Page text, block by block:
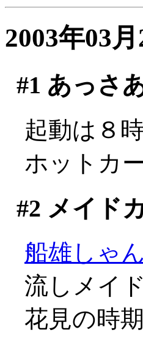
2003年03
#1 あっさ
起動は８
ホットカ
#2 メイド
船雄しゃん
流しメイ
花見の時